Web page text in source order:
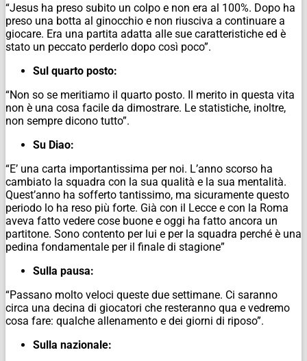
“Jesus ha preso subito un colpo e non era al 100%. Dopo ha
preso una botta al ginocchio e non riusciva a continuare a
giocare. Era una partita adatta alle sue caratteristiche ed è
stato un peccato perderlo dopo così poco”.
Sul quarto posto:
“Non so se meritiamo il quarto posto. Il merito in questa vita
non è una cosa facile da dimostrare. Le statistiche, inoltre,
non sempre dicono tutto”.
Su Diao:
“E’ una carta importantissima per noi. L’anno scorso ha
cambiato la squadra con la sua qualità e la sua mentalità.
Quest’anno ha sofferto tantissimo, ma sicuramente questo
periodo lo ha reso più forte. Già con il Lecce e con la Roma
aveva fatto vedere cose buone e oggi ha fatto ancora un
partitone. Sono contento per lui e per la squadra perché è una
pedina fondamentale per il finale di stagione”
Sulla pausa:
“Passano molto veloci queste due settimane. Ci saranno
circa una decina di giocatori che resteranno qua e vedremo
cosa fare: qualche allenamento e dei giorni di riposo”.
Sulla nazionale: